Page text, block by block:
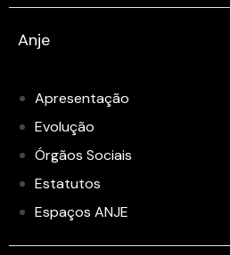
Anje
Apresentação
Evolução
Órgãos Sociais
Estatutos
Espaços ANJE